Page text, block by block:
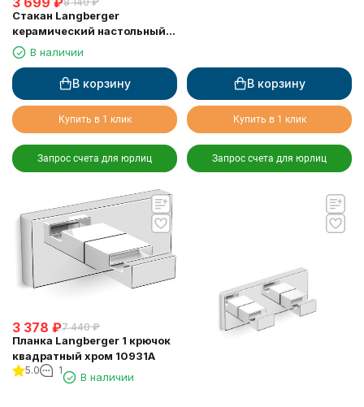
Стакан Langberger
керамический настольный
круглый 10913A
В наличии
В корзину
Купить в 1 клик
Запрос счета для юрлиц
В корзину
Купить в 1 клик
Запрос счета для юрлиц
3 378 ₽7 440 ₽
Планка Langberger 1 крючок
квадратный хром 10931A
5.0 1
В наличии